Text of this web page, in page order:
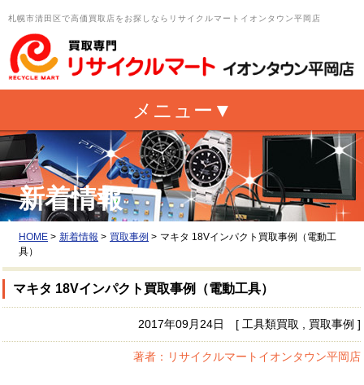
札幌市清田区で高価買取店をお探しならリサイクルマートイオンタウン平岡店
新着情報
HOME > 新着情報 > 買取事例 > マキタ 18Vインパクト買取事例（電動工
具）
マキタ 18Vインパクト買取事例（電動工具）
2017年09月24日 [ 工具類買取 , 買取事例 ]
著者：リサイクルマートイオンタウン平岡店